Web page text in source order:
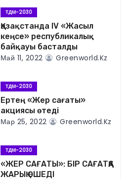
ТДМ-2030
Қазақстанда IV «Жасыл
кеңсе» республикалық
байқауы басталды
Май 11, 2022 Greenworld.kz
ТДМ-2030
Ертең «Жер сағаты»
акциясы өтеді
Мар 25, 2022 Greenworld.kz
ТДМ-2030
«ЖЕР САҒАТЫ»: БІР САҒАТҚА
ЖАРЫҚ ӨШЕДІ